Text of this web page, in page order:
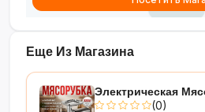
Еще Из Магазина
Электрическая
(0)